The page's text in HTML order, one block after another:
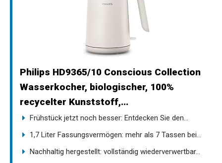
Philips HD9365/10 Conscious Collection
Wasserkocher, biologischer, 100%
recycelter Kunststoff,...
Frühstück jetzt noch besser: Entdecken Sie den...
1,7 Liter Fassungsvermögen: mehr als 7 Tassen bei...
Nachhaltig hergestellt: vollständig wiederverwertbar...